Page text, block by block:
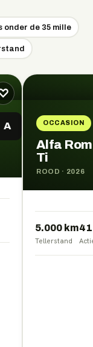
onder de 35 mille
A OCCASION
Alfa
Ti
ROOD · 2026
5.000 km
Tellerstand